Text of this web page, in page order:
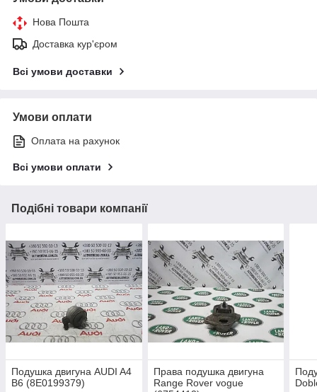
Нова Пошта
Доставка кур'єром
Всі умови доставки
Умови оплати
Оплата на рахунок
Всі умови оплати
Подібні товари компанії
Подушка двигуна AUDI A4
B6 (8E0199379)
Права подушка двигуна
Range Rover vogue